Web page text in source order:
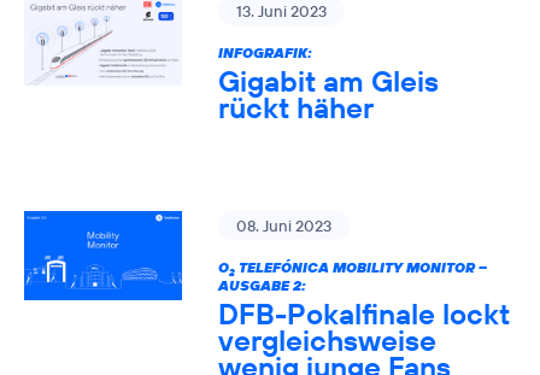
13. Juni 2023
INFOGRAFIK:
Gigabit am Gleis
rückt häher
08. Juni 2023
O2TELEFÓNICA MOBILITY MONITOR –
AUSGABE 2:
DFB-Pokalfinale lockt
vergleichsweise
wenig junge Fans